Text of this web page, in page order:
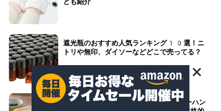
遮光瓶のおすすめ人気ランキング10選！ニ
トリや無印、ダイソーなどどこで売ってる？
【ニトリ・100均・ダイソー】チャーハン